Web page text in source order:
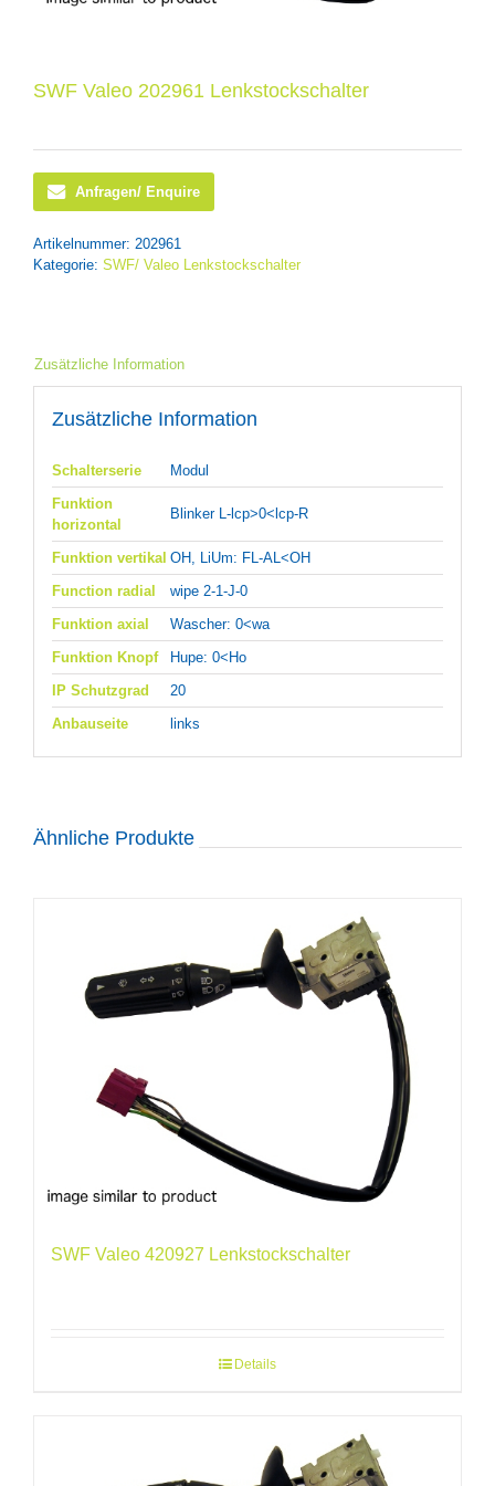
SWF Valeo 202961 Lenkstockschalter
Anfragen/ Enquire
Artikelnummer: 202961
Kategorie: SWF/ Valeo Lenkstockschalter
Zusätzliche Information
Zusätzliche Information
Schalterserie
Modul
Funktion
horizontal
Blinker L-lcp>0<lcp-R
Funktion vertikal OH, LiUm: FL-AL<OH
Function radial
wipe 2-1-J-0
Funktion axial
Wascher: 0<wa
Funktion Knopf
Hupe: 0<Ho
IP Schutzgrad
20
Anbauseite
links
Ähnliche Produkte
SWF Valeo 420927 Lenkstockschalter
Details